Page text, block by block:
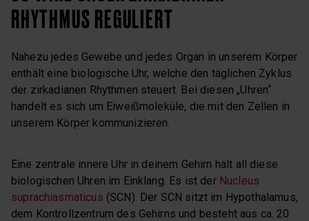
RHYTHMUS REGULIERT
Nahezu jedes Gewebe und jedes Organ in unserem Körper
enthält eine biologische Uhr, welche den täglichen Zyklus
der zirkadianen Rhythmen steuert. Bei diesen „Uhren“
handelt es sich um Eiweißmoleküle, die mit den Zellen in
unserem Körper kommunizieren.
Eine zentrale innere Uhr in deinem Gehirn hält all diese
biologischen Uhren im Einklang. Es ist der Nucleus
suprachiasmaticus (SCN). Der SCN sitzt im Hypothalamus,
dem Kontrollzentrum des Gehirns und besteht aus ca. 20